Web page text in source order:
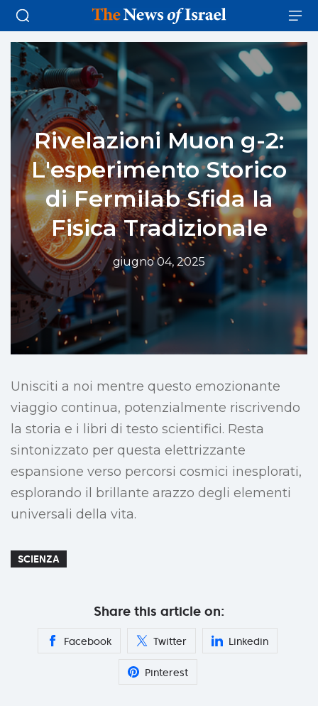
Rivelazioni Muon g-2:
L'esperimento Storico
di Fermilab Sfida la
Fisica Tradizionale
giugno 04, 2025
Unisciti a noi mentre questo emozionante
viaggio continua, potenzialmente riscrivendo
la storia e i libri di testo scientifici. Resta
sintonizzato per questa elettrizzante
espansione verso percorsi cosmici inesplorati,
esplorando il brillante arazzo degli elementi
universali della vita.
SCIENZA
Share this article on:
Facebook Twitter Linkedin
Pinterest